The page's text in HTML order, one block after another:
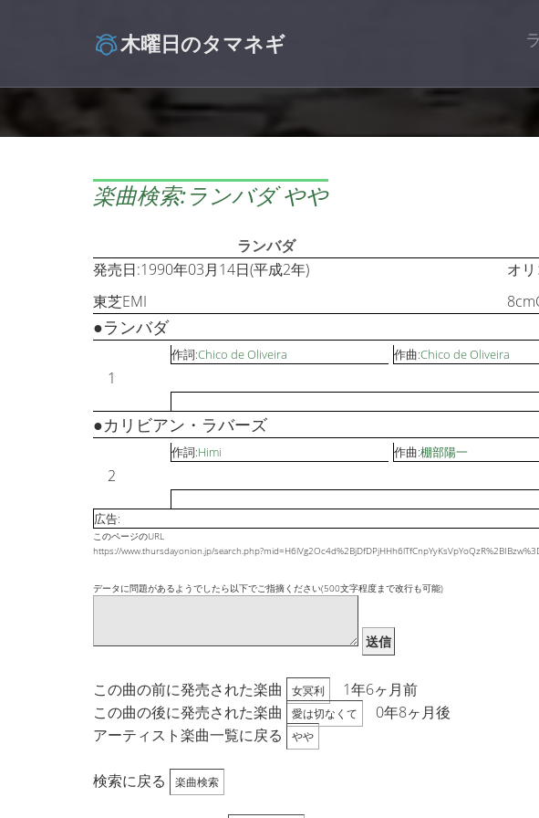
木曜日のタマネギ
楽曲検索:ランバダ やや
ランバダ
発売日:1990年03月14日(平成2年)
オ
東芝EMI
1
●ランバダ
作詞:Chico de Oliveira 作曲:Chico de Oliveira
2
●カリビアン・ラバーズ
作詞:Himi 作曲:棚部陽一
広告:
このページのURL
https://www.thursdayonion.jp/
データに問題があるようでしたら以下でご指摘ください(500文字程度まで改行も可能)
送信
この曲の前に発売された楽曲 女冥利
1年6ヶ月前
この曲の後に発売された楽曲
愛は切なくて
0年8ヶ月後
アーティスト楽曲一覧に戻る
やや
検索に戻る 楽曲検索